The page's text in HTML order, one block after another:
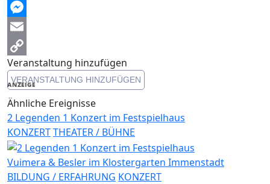
Threads
Messenger
Email
Copy
Link
Veranstaltung hinzufügen
VERANSTALTUNG HINZUFÜGEN
ANZEIGE
Ähnliche Ereignisse
2 Legenden 1 Konzert im Festspielhaus
KONZERTTHEATER / BÜHNE
Vuimera & Besler im Klostergarten Immenstadt
BILDUNG / ERFAHRUNG KONZERT